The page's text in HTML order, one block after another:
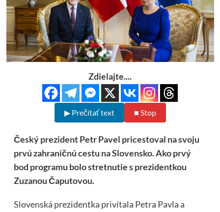
Zdielajte....
▶ Prečítať text ■ Stop
Český prezident Petr Pavel pricestoval na svoju
prvú zahraničnú cestu na Slovensko. Ako prvý
bod programu bolo stretnutie s prezidentkou
Zuzanou Čaputovou.
Slovenská prezidentka privítala Petra Pavla a